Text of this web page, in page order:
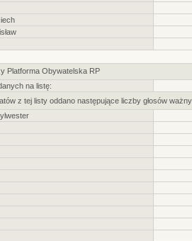
Platforma Obywatelska RP
na listę:
z tej listy oddano następujące liczby głosów